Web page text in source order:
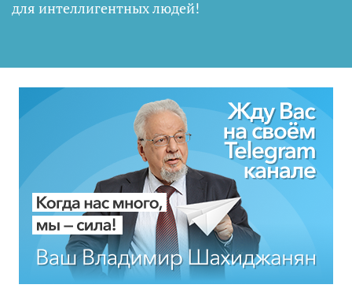
для интеллигентных людей!